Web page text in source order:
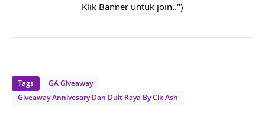
Klik Banner untuk join..")
Tags
GA Giveaway
Giveaway Annivesary Dan Duit Raya By Cik Ash